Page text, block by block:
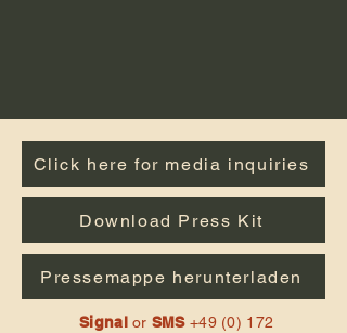
Click here for media inquiries
Download Press Kit
Pressemappe herunterladen
Signalor SMS +49 (0) 172